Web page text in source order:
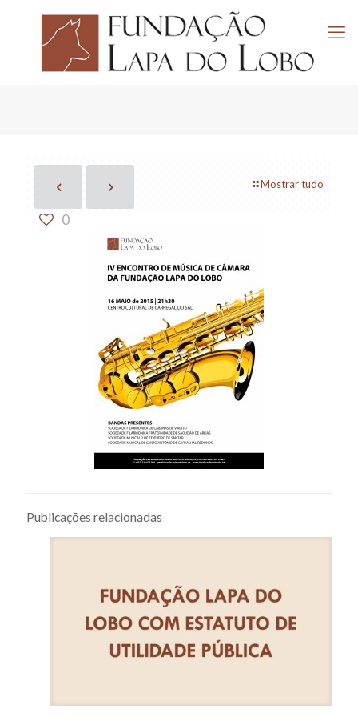
Mostrar tudo
0
Publicações relacionadas